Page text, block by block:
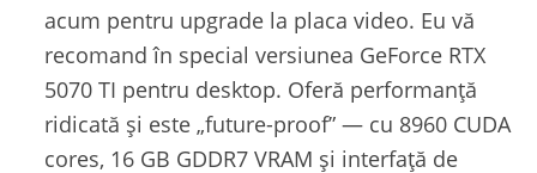
acum pentru upgrade la placa video. Eu vă
recomand în special versiunea GeForce RTX
5070 TI pentru desktop. Oferă performanță
ridicată şi este „future-proof” — cu 8960 CUDA
cores, 16 GB GDDR7 VRAM şi interfaţă de